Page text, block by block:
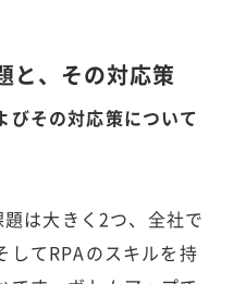
と、その対応策
その対応策について
題は大きく2つ、全社で
してRPAのスキルを持